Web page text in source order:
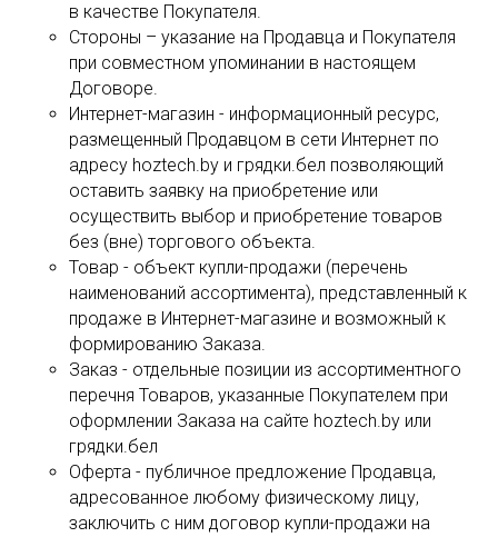
в качестве Покупателя.
Стороны – указание на Продавца и Покупателя
при совместном упоминании в настоящем
Договоре.
Интернет-магазин - информационный ресурс,
размещенный Продавцом в сети Интернет по
адресу hoztech.by и грядки.бел позволяющий
оставить заявку на приобретение или
осуществить выбор и приобретение товаров
без (вне) торгового объекта.
Товар - объект купли-продажи (перечень
наименований ассортимента), представленный к
продаже в Интернет-магазине и возможный к
формированию Заказа.
Заказ - отдельные позиции из ассортиментного
перечня Товаров, указанные Покупателем при
оформлении Заказа на сайте hoztech.by или
грядки.бел
Оферта - публичное предложение Продавца,
адресованное любому физическому лицу,
заключить с ним договор купли-продажи на